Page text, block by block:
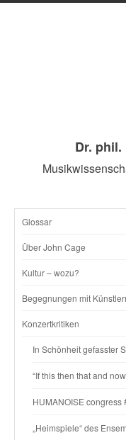
Dr.
SKIP
CONTENT
Glossar
Über John Cage
Kultur – wozu?
Begegnungen mit
Konzertkritiken
In Schönheit gefasster
“If this then that and
HUMANOISE congress
„Heimspiele“ des